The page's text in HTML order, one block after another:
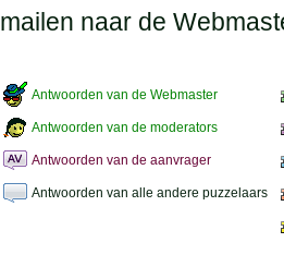
mailen naar de
Antwoorden van de Webmaster
Antwoorden van de moderators
Antwoorden van de aanvrager
Antwoorden van alle andere puzzelaars